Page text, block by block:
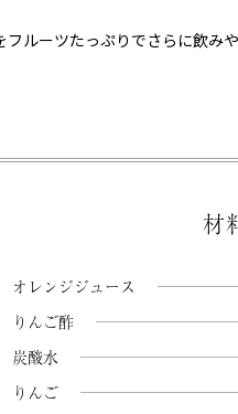
フルーツたっぷりでさらに飲
材
オレンジジュース
りんご酢
炭酸水
りんご